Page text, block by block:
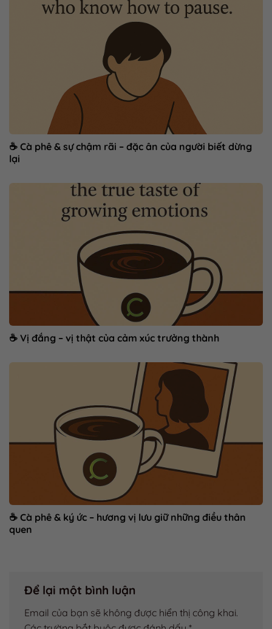
☕ Cà phê & sự chậm rãi – đặc ân của người biết dừng
lại
☕ Vị đắng – vị thật của cảm xúc trưởng thành
☕ Cà phê & ký ức – hương vị lưu giữ những điều thân
quen
Để lại một bình luận
Email của bạn sẽ không được hiển thị công khai.